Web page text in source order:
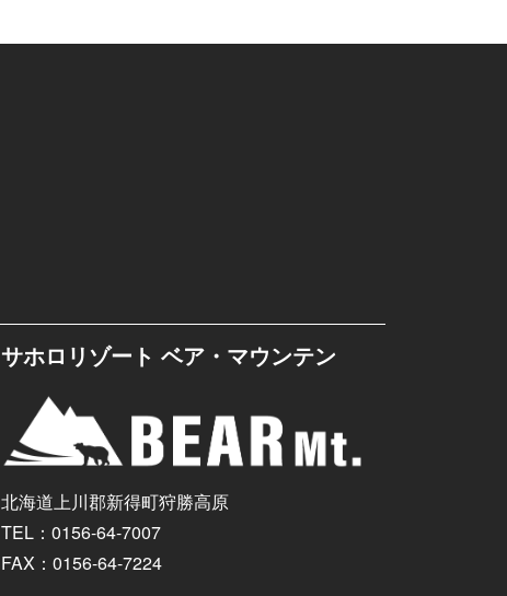
サホロリゾート ベア・マウンテン
北海道上川郡新得町狩勝高原
TEL：0156-64-7007
FAX：0156-64-7224